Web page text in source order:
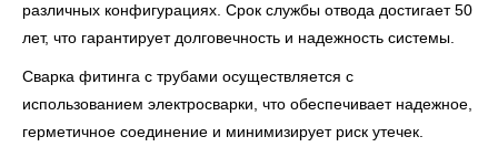
различных конфигурациях. Срок службы отвода достигает 50
лет, что гарантирует долговечность и надежность системы.
Сварка фитинга с трубами осуществляется с
использованием электросварки, что обеспечивает надежное,
герметичное соединение и минимизирует риск утечек.